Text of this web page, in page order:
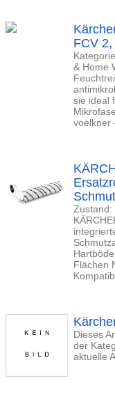
FCV
& Home
sie ideal
voelkner
Zustand:
Flächen
Dieses
der
aktuelle